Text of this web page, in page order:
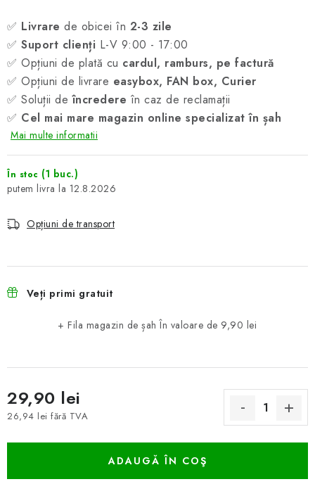
✅ Livrare de obicei în 2-3 zile
✅ Suport clienți L-V 9:00 - 17:00
✅ Opțiuni de plată cu cardul, ramburs, pe factură
✅ Opțiuni de livrare easybox, FAN box, Curier
✅ Soluții deîncredere în caz de reclamații
✅ Cel mai mare magazin online specializat în șah
Mai multe informatii
În stoc (1 buc.)
12.8.2026
Opțiuni de transport
Veți primi gratuit
+ Fila magazin de șahÎn valoare de 9,90 lei
29,90 lei
26,94 lei fără TVA
ADAUGĂ ÎN COŞ